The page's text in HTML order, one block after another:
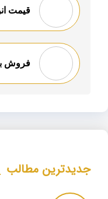
قیمت
فروش
جدیدترین مطالب